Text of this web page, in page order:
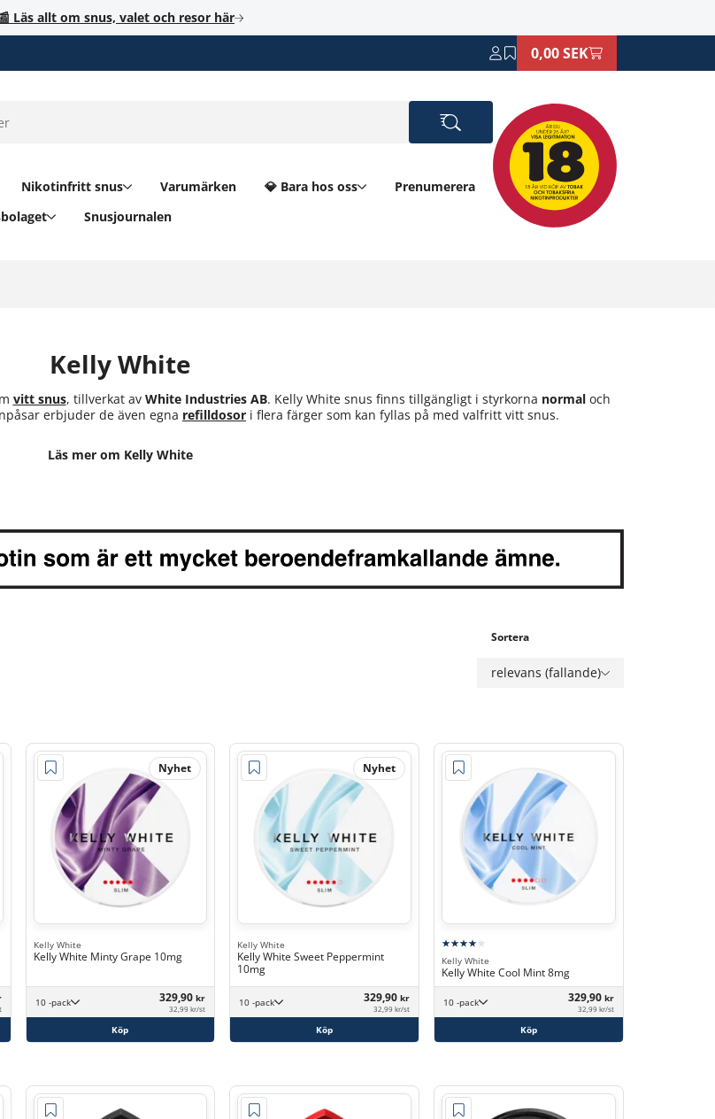
Läs allt om snus, valet och resor här
0,00 SEK
Nikotinfritt snus Varumärken 💎 Bara hos oss
Prenumerera
Snusjournalen
Kelly White
vitt snus, tillverkat av White Industries AB. Kelly White snus finns tillgängligt i styrkorna normaloch
erbjuder de även egna refilldosor i flera färger som kan fyllas på med valfritt vitt snus.
Läs mer om Kelly White
Sortera
relevans (fallande)
Nyhet
Kelly White
Kelly White Minty Grape 10mg
10 -pack 329,90kr
32,99 kr/st
Köp
Nyhet
Kelly White
Kelly White Sweet Peppermint
10mg
10 -pack 329,90kr
32,99 kr/st
Köp
Kelly White
Kelly White Cool Mint 8mg
10 -pack 329,90 kr
32,99 kr/st
Köp